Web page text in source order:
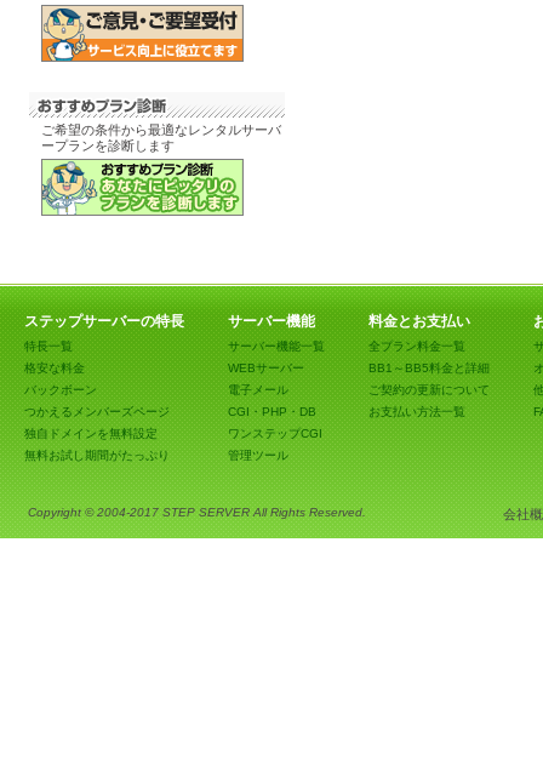
ご希望の条件から最適なレンタルサーバ
ープランを診断します
ステップサーバーの特長
特長一覧
格安な料金
バックボーン
つかえるメンバーズページ
独自ドメインを無料設定
無料お試し期間がたっぷり
サーバー機能
サーバー機能一覧
WEBサーバー
電子メール
CGI・PHP・DB
ワンステップCGI
管理ツール
料金とお支払い
全プラン料金一覧
BB1～BB5料金と詳細
ご契約の更新について
お支払い方法一覧
Copyright © 2004-2017 STEP SERVER All Rights Reserved. 会社